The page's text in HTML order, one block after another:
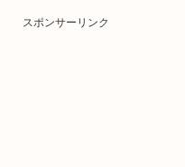
スポンサーリンク